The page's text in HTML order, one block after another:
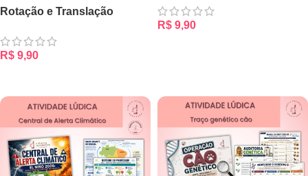
Rotação e Translação
R$ 9,90
R$ 9,90